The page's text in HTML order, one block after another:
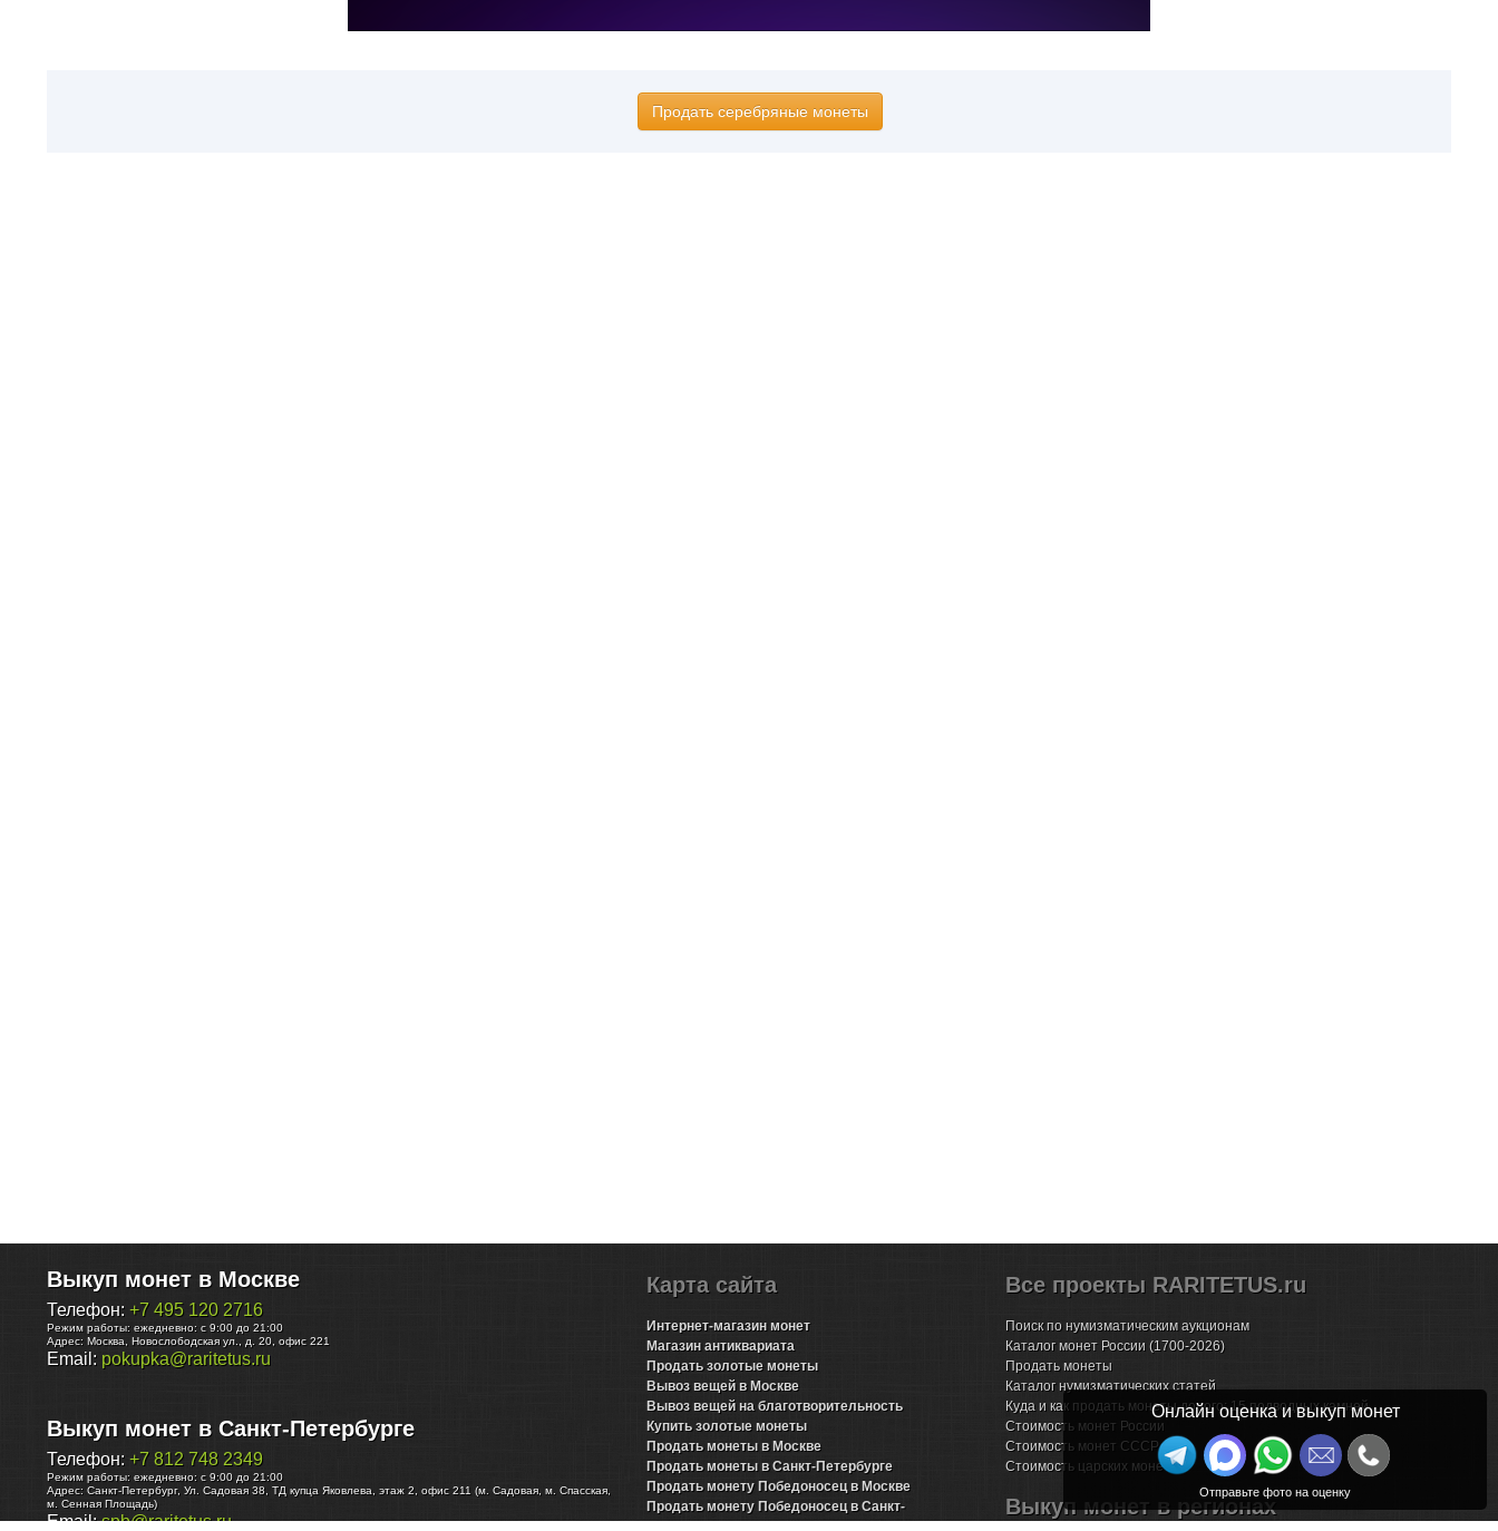
Продать серебряные монеты
Выкуп монет в Москве
Телефон: +7 495 120 2716
Режим работы: ежедневно: с 9:00 до 21:00
Адрес: Москва Новослободская ул., д. 20, офис 221
Email: pokupka@raritetus.ru
Выкуп монет в Санкт-Петербурге
Телефон: +7 812 748 2349
Режим работы: ежедневно: с 9:00 до 21:00
Адрес: Санкт-Петербург, Ул. Садовая 38, ТД купца Яковлева, этаж 2, офис 211 (м. Садовая, м. Спасская,
м. Сенная Площадь)
Email:spb@raritetus.ru
Карта сайта
Интернет-магазин монет
Магазин антиквариата
Продать золотые монеты
Вывоз вещей в Москве
Вывоз вещей на благотворительность
Купить золотые монеты
Продать монеты в Москве
Продать монеты в Санкт-Петербурге
Продать монету Победоносец в Москве
Продать монету Победоносец в Санкт-
Все проекты RARITETUS.ru
Поиск по нумизматическим аукционам
Каталог монет России (1700-2026)
Продать монеты
Каталог нумизматических статей
Куда и как продать монеты дорого: 15 подводных камней
Стоимость монет России
Стоимость монет СССР
Стоимость царских монет
Выкуп монет в регионах
Онлайн оценка и выкуп монет